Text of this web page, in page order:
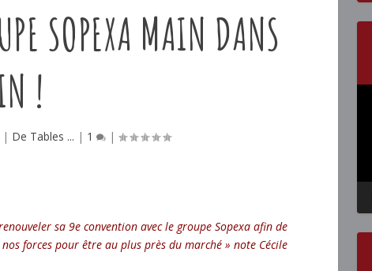
SOPEXA MAIN DANS
!
| De Tables ... | 1 |
sa 9e convention avec le groupe Sopexa afin de
forces pour être au plus près du marché » note Cécile